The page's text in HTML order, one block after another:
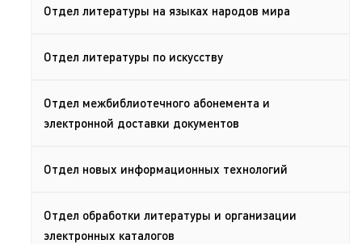
Отдел литературы на языках народов мира
Отдел литературы по искусству
Отдел межбиблиотечного абонемента и
электронной доставки документов
Отдел новых информационных технологий
Отдел обработки литературы и организации
электронных каталогов